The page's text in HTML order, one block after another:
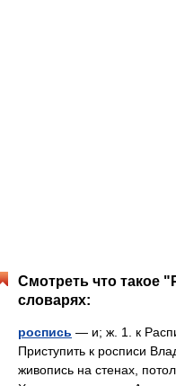
Смотреть что такое
словарях:
роспись — и; ж. 1. к
Приступить к росписи
живопись на стенах,